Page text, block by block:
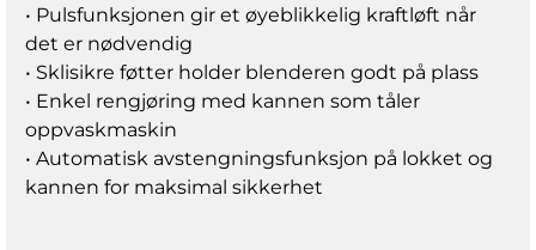
• Pulsfunksjonen gir et øyeblikkelig kraftløft når
det er nødvendig
• Sklisikre føtter holder blenderen godt på plass
• Enkel rengjøring med kannen som tåler
oppvaskmaskin
• Automatisk avstengningsfunksjon på lokket og
kannen for maksimal sikkerhet